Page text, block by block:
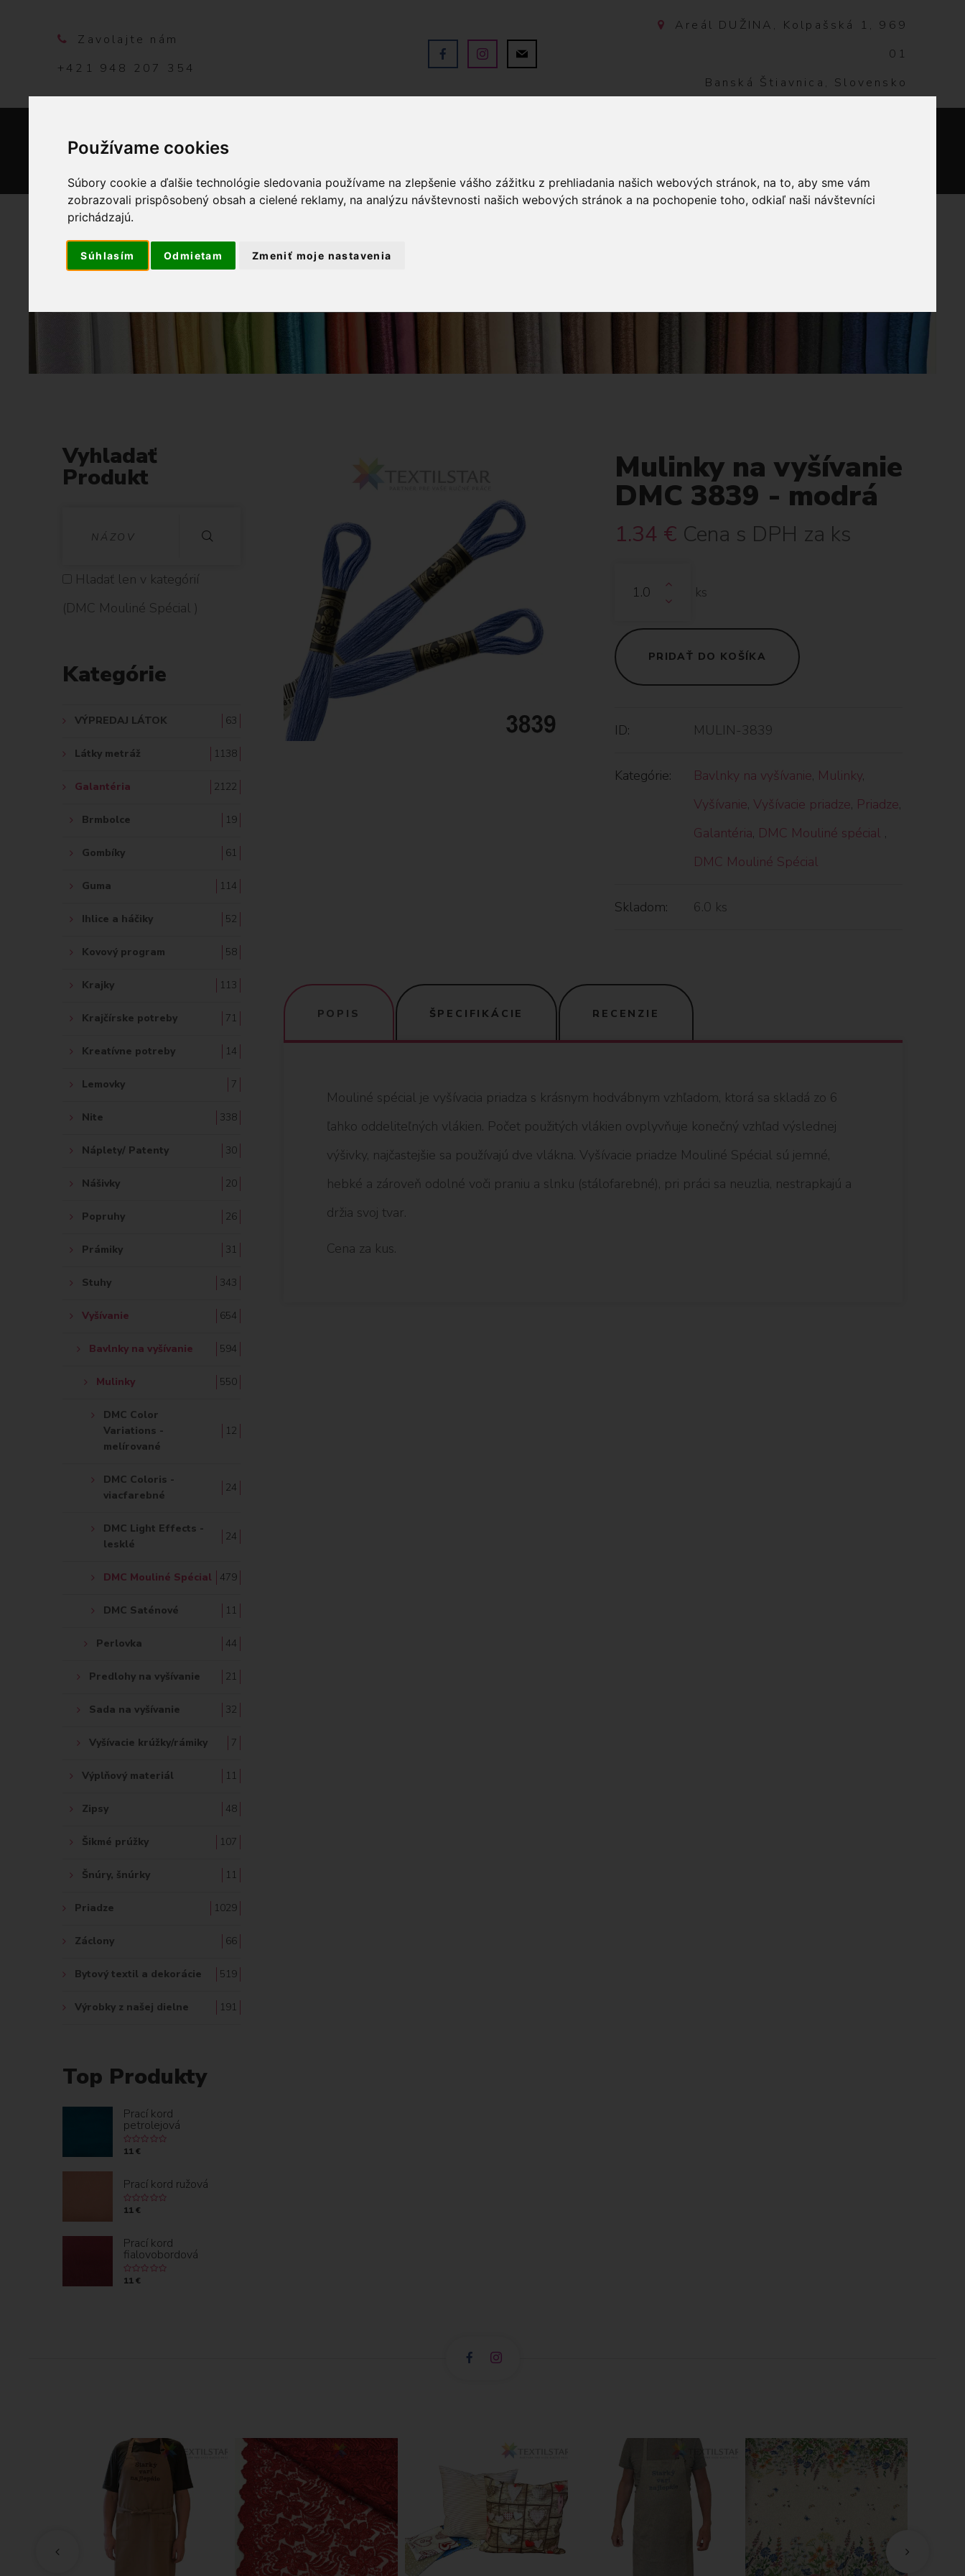
Používame cookies
Súbory cookie a ďalšie technológie sledovania používame na zlepšenie vášho zážitku z prehliadania našich webových stránok, na to, aby sme vám
zobrazovali prispôsobený obsah a cielené reklamy, na analýzu návštevnosti našich webových stránok a na pochopenie toho, odkiaľ naši návštevníci
prichádzajú.
Súhlasím Odmietam Zmeniť moje nastavenia
Zavolajte nám
+421 948 207 354
Areál DUŽINA, Kolpašská 1, 969
01
Banská Štiavnica, Slovensko
OBCHOD GALANTÉRIA
Mulinky na vyšívanie
DMC 3839 - modrá
1.34 € Cena s DPH za ks
ks
PRIDAŤ DO KOŠÍKA
ID: MULIN-3839
Kategórie: Bavlnky na vyšívanie, Mulinky,
Vyšívanie, Vyšívacie priadze, Priadze,
Galantéria, DMC Mouliné spécial ,
DMC Mouliné Spécial
Skladom: 6.0 ks
POPIS ŠPECIFIKÁCIE RECENZIE
Mouliné spécial je vyšívacia priadza s krásnym hodvábnym vzhľadom, ktorá sa skladá zo 6
ľahko oddeliteľných vlákien. Počet použitých vlákien ovplyvňuje konečný vzhľad výslednej
výšivky, najčastejšie sa používajú dve vlákna. Vyšívacie priadze Mouliné Spécial sú jemné,
hebké a zároveň odolné voči praniu a slnku (stálofarebné), pri práci sa neuzlia, nestrapkajú a
držia svoj tvar.
Cena za kus.
Vyhladať
Produkt
H
L
D
Ť
:
Hladať len v kategórií
(DMC Mouliné Spécial )
Kategórie
VÝPREDAJ LÁTOK 63
Látky metráž 1138
Galantéria 2122
Brmbolce 19
Gombíky 61
Guma 114
Ihlice a háčiky 52
Kovový program 58
Krajky 113
Krajčírske potreby 71
Kreatívne potreby 14
Lemovky 7
Nite 338
Náplety/ Patenty 30
Nášivky 20
Popruhy 26
Prámiky 31
Stuhy 343
Vyšívanie 654
Bavlnky na vyšívanie 594
Mulinky 550
DMC Color
Variations -
melírované
12
DMC Coloris -
viacfarebné
24
DMC Light Effects -
lesklé
24
DMC Mouliné Spécial 479
DMC Saténové 11
Perlovka 44
Predlohy na vyšívanie 21
Sada na vyšívanie 32
Vyšívacie krúžky/rámiky 7
Výplňový materiál 11
Zipsy 48
Šikmé prúžky 107
Šnúry, šnúrky 11
Priadze 1029
Záclony 66
Bytový textil a dekorácie 519
Výrobky z našej dielne 191
Top Produkty
Prací kord
petrolejová
11 €
Prací kord ružová
11 €
Prací kord
fialovobordová
11 €